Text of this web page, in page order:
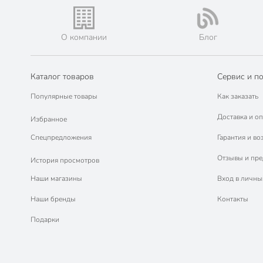
Лобзики (3)
О компании Блог
Каталог товаров
Популярные товары
Избранное
Спецпредложения
История просмотров
Наши магазины
Наши бренды
Подарки
Сервис и
Как заказать
Доставка и
Гарантия и
Отзывы и
Вход в
Контакты